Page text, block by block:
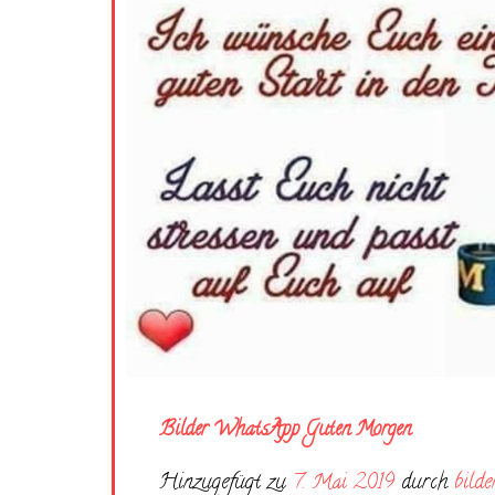
Bilder WhatsApp Guten Morgen
Hinzugefügt zu 7. Mai 2019 durch